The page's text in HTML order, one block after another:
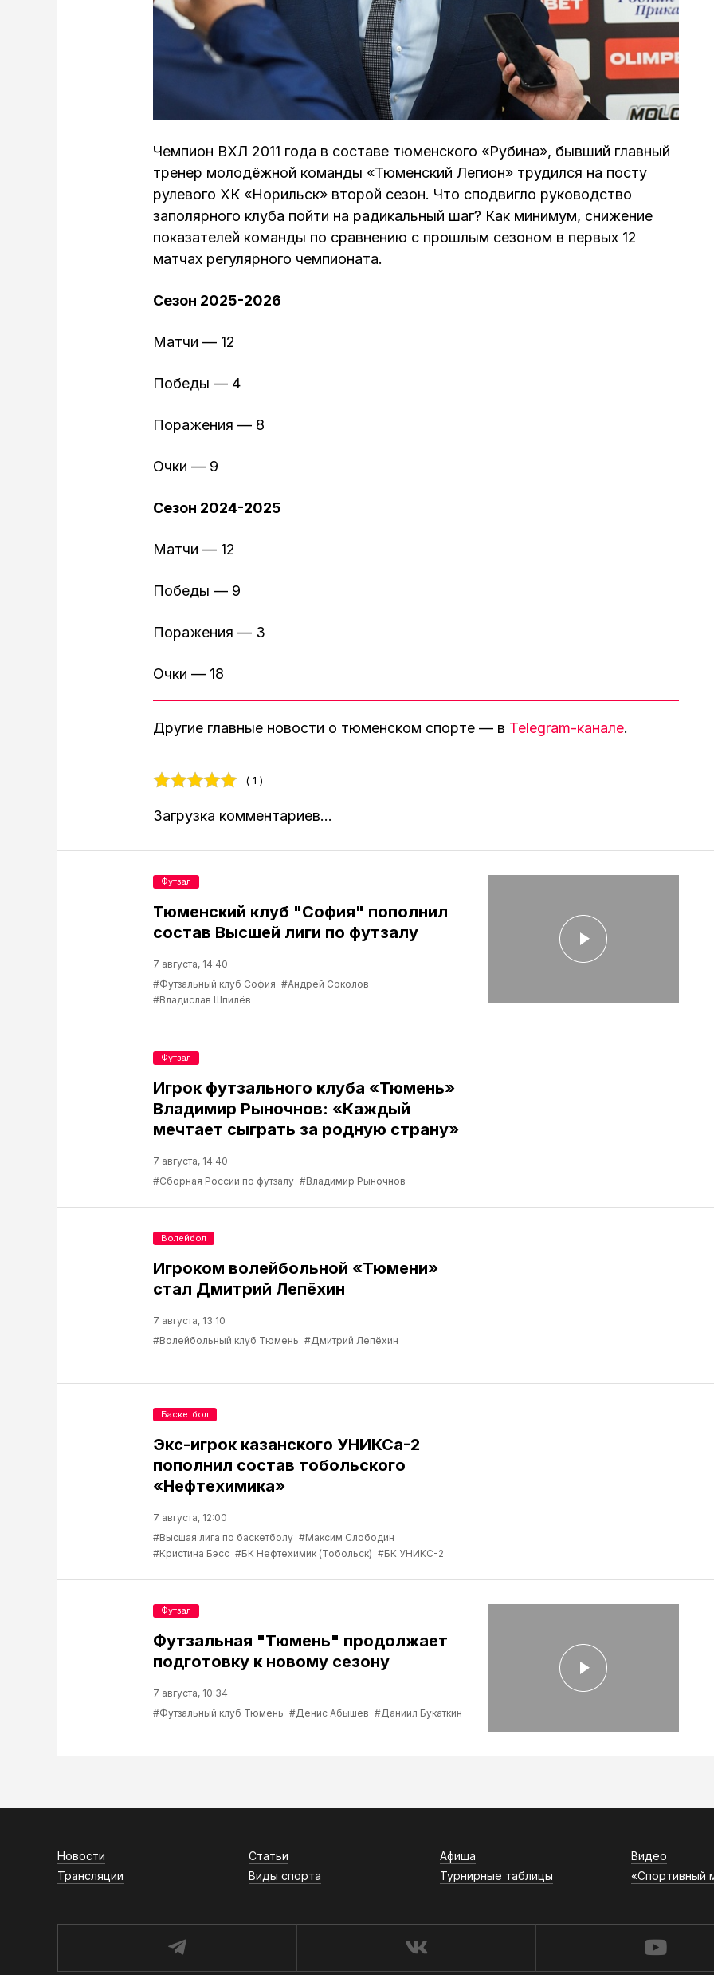
Чемпион ВХЛ 2011 года в составе тюменского «Рубина», бывший главный
тренер молодёжной команды «Тюменский Легион» трудился на посту
рулевого ХК «Норильск» второй сезон. Что сподвигло руководство
заполярного клуба пойти на радикальный шаг? Как минимум, снижение
показателей команды по сравнению с прошлым сезоном в первых 12
матчах регулярного чемпионата.
Сезон 2025-2026
Матчи — 12
Победы — 4
Поражения — 8
Очки — 9
Сезон 2024-2025
Матчи — 12
Победы — 9
Поражения — 3
Очки — 18
Другие главные новости о тюменском спорте — в Telegram-канале.
( 1 )
Загрузка комментариев...
Тюменский клуб "София" пополнил
состав Высшей лиги по футзалу
7 августа, 14:40
#Футзальный клуб София #Андрей Соколов
#Владислав Шпилёв
Футзал
Игрок футзального клуба «Тюмень»
Владимир Рыночнов: «Каждый
мечтает сыграть за родную страну»
7 августа, 14:40
#Сборная России по футзалу #Владимир Рыночнов
Футзал
Игроком волейбольной «Тюмени»
стал Дмитрий Лепёхин
7 августа, 13:10
#Волейбольный клуб Тюмень #Дмитрий Лепёхин
Волейбол
Экс-игрок казанского УНИКСа-2
пополнил состав тобольского
«Нефтехимика»
7 августа, 12:00
#Высшая лига по баскетболу #Максим Слободин
#Кристина Бэсс #БК Нефтехимик (Тобольск) #БК УНИКС-2
Баскетбол
Футзальная "Тюмень" продолжает
подготовку к новому сезону
7 августа, 10:34
#Футзальный клуб Тюмень #Денис Абышев #Даниил Букаткин
Футзал
Новости Статьи Афиша Видео
Трансляции
Виды спорта Турнирные таблицы «Спортивный